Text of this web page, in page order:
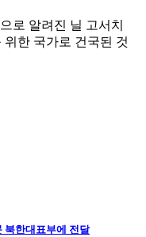
로 알려진 닐 고서치
위한 국가로 건국된 것
북한대표부에 전달